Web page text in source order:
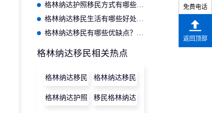
格林纳达护照移民方式有哪些？购房和捐款拿格林纳达护照
格林纳达移民相关热点
格林纳达移民
政策
格林纳达移民
条件
格林纳达护照 移民格林纳达
免费电话
返回顶部